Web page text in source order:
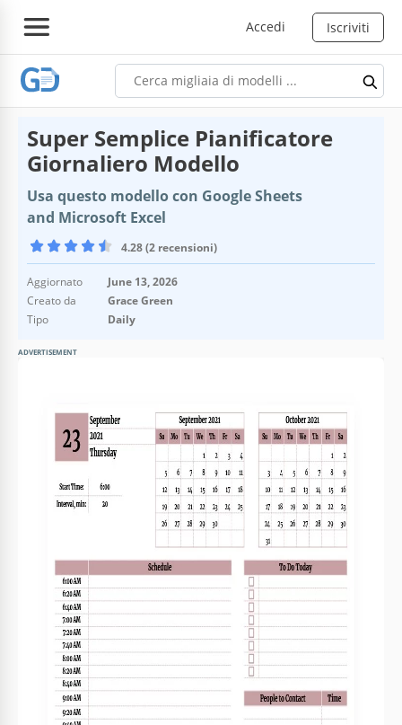
Accedi Iscriviti
Super Semplice Pianificatore
Giornaliero Modello
Usa questo modello con Google Sheets
and Microsoft Excel
4.28 (2 recensioni)
Aggiornato
June 13, 2026
Creato da
Grace Green
Tipo
Daily
ADVERTISEMENT